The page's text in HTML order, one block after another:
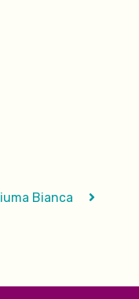
Bianca